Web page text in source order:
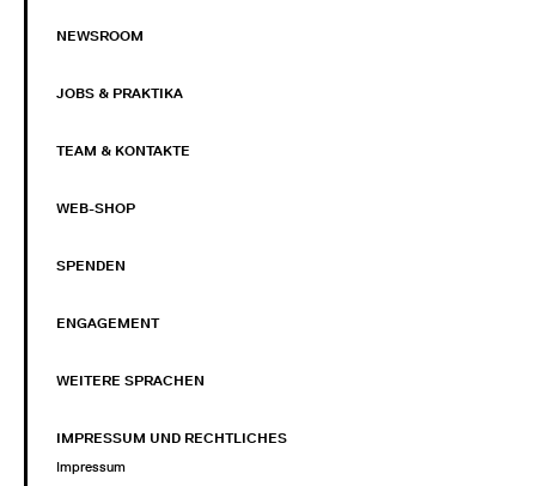
NEWSROOM
JOBS & PRAKTIKA
TEAM & KONTAKTE
WEB-SHOP
SPENDEN
ENGAGEMENT
WEITERE SPRACHEN
IMPRESSUM UND RECHTLICHES
Impressum